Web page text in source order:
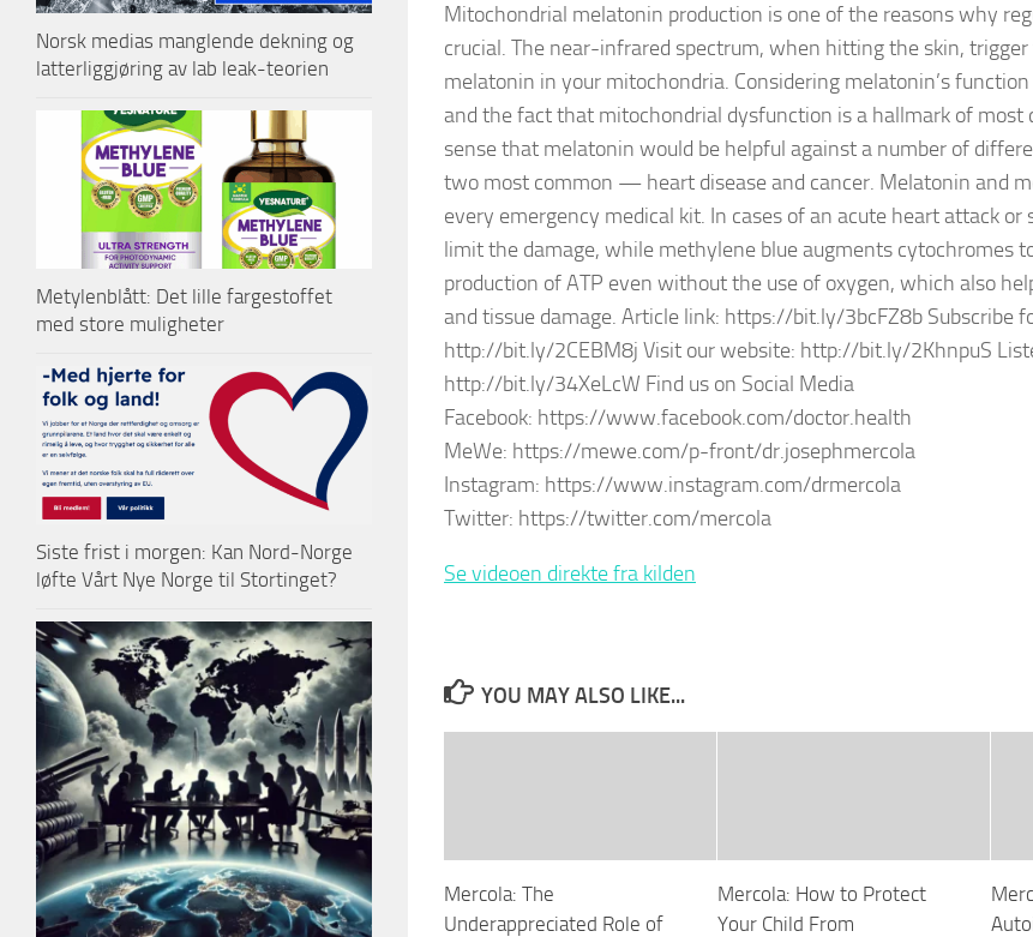
Mitochondrial melatonin production is one of the reasons why
crucial. The near-infrared spectrum, when hitting the skin,
melatonin in your mitochondria. Considering melatonin’s
and the fact that mitochondrial dysfunction is a hallmark of most
sense that melatonin would be helpful against a number of
two most common — heart disease and cancer. Melatonin and
every emergency medical kit. In cases of an acute heart attack
limit the damage, while methylene blue augments cytochromes
production of ATP even without the use of oxygen, which also
and tissue damage. Article link: https://bit.ly/3bcFZ8b Subscribe
http://bit.ly/2CEBM8j Visit our website: http://bit.ly/2KhnpuS
http://bit.ly/34XeLcW Find us on Social Media
Facebook: https://www.facebook.com/doctor.health
MeWe: https://mewe.com/p-front/dr.josephmercola
Instagram: https://www.instagram.com/drmercola
Twitter: https://twitter.com/mercola
Se videoen direkte fra kilden
YOU MAY ALSO LIKE...
Mercola: The
Underappreciated Role of
Mercola: How to Protect
Your Child From
Norsk medias manglende dekning og
latterliggjøring av lab leak-teorien
Metylenblått: Det lille fargestoffet
med store muligheter
Siste frist i morgen: Kan Nord-Norge
løfte Vårt Nye Norge til Stortinget?